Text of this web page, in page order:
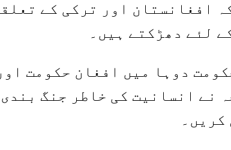
افغانستان اور ترکی کے
لئے دھڑکتے ہیں۔
دوہا میں افغان حکومت
نے انسانیت کی خاطر جنگ
کریں۔